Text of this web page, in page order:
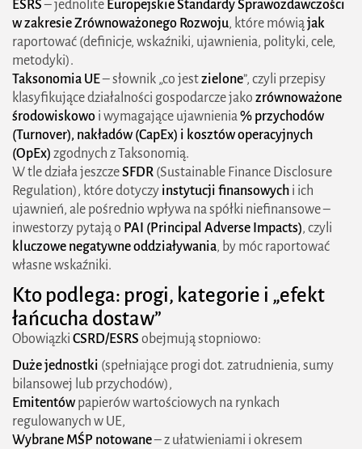
ESRS– jednolite Europejskie Standardy Sprawozdawczości
w zakresie Zrównoważonego Rozwoju, które mówiąjak
raportować (definicje, wskaźniki, ujawnienia, polityki, cele,
metodyki).
Taksonomia UE– słownik „co jestzielone”, czyli przepisy
klasyfikujące działalności gospodarcze jako zrównoważone
środowiskowo i wymagające ujawnienia% przychodów
(Turnover), nakładów (CapEx) i kosztów operacyjnych
(OpEx) zgodnych z Taksonomią.
W tle działa jeszczeSFDR (Sustainable Finance Disclosure
Regulation), które dotyczy instytucji finansowych i ich
ujawnień, ale pośrednio wpływa na spółki niefinansowe –
inwestorzy pytają o PAI (Principal Adverse Impacts), czyli
kluczowe negatywne oddziaływania, by móc raportować
własne wskaźniki.
Kto podlega: progi, kategorie i „efekt
łańcucha dostaw”
Obowiązki CSRD/ESRS obejmują stopniowo:
Duże jednostki (spełniające progi dot. zatrudnienia, sumy
bilansowej lub przychodów),
Emitentów papierów wartościowych na rynkach
regulowanych w UE,
Wybrane MŚP notowane– z ułatwieniami i okresem